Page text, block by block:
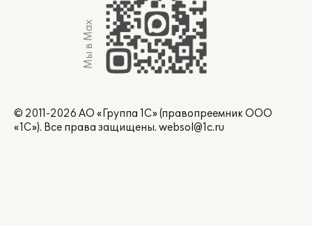
Мы в Max
© 2011-2026 АО «Группа 1С» (правопреемник ООО
«1С»). Все права защищены. websol@1c.ru